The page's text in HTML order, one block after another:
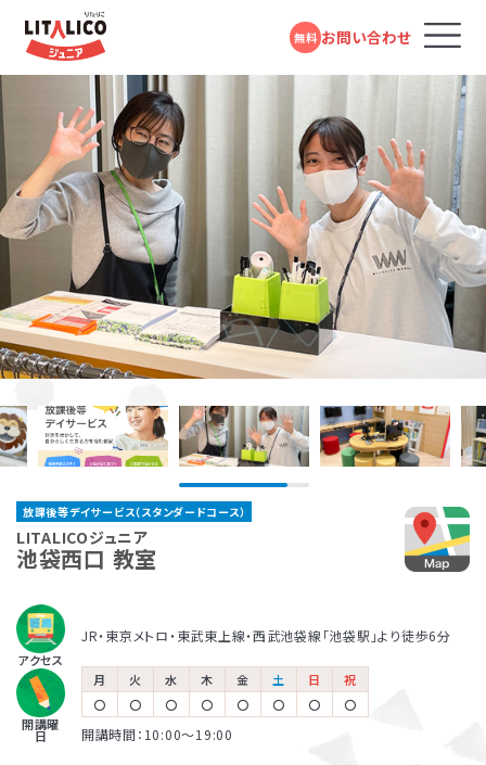
無料 お問い合わせ
コースのご案内
LITALICOジュニアとは
教室を探す
成長事例
入会までの流れ
児童発達支援
放課後等デイサービス
放課後等デイサービス（スタンダードコース）
LITALICOジュニア
池袋西口 教室
アクセス
JR・東京メトロ・東武東上線・西武池袋線「池袋駅」より徒歩6分
開講曜
日
月 火 水 木 金 土 日
祝
〇
〇 〇 〇 〇 〇 〇 〇
開講時間：10:00〜19:00
LITALICOジュニアではお子さまの困りごとを「個」の要
因と「環境」の要因の組み合わさりによって生じるものと
考えています。お子さまの「できる」が増えること、つまり
個の側の変化も大事ですが、例えば「車いすに乗っている
人×階段」の組み合わせで生じる困りは「車いすに乗って
いる人×エレベーター」と環境を変えることでも減少し
ます。そのためLITALICOジュニアでは、お子さまの「やり
たい!」をかなえるためのスキルを獲得できるように、また
「できる」「できた」を増やしていくために、お子さま一人ひ
とりにあった得意な学び方や好きなものを活用して楽し
く、興味度高く学べるように工夫しています。さらに「どの
ような環境がお子さまにあっているのか」「何があったら
得意をいかせるのか」を分析することで、お子さまが過ご
環境整備については、保護者さまや園・学校にお伝えする
ことで日常に広げていきます。お子さまがより「自分らしく
生きること」を大切にし、個の要因と環境要因、双方にバ
ランスよく働きかけていきます。
応用行動分析学とは、さまざまな研究で明らかにされた
行動の原理を日常の問題解決に応用していく学問です。
「行動に先立つきっかけ」と「行動の直後起きる結果」に着
目することで、行動が起こる理由や仕組みを分析し、理解
を深める考え方です。同じ行動でも、場面によって理由が
異なる場合もありますし、一見違う行動でも理由が同じ
という場合もあります。行動の理由について考えていくこ
とで、よりお子さまに合ったサポート方法を見つけること
ができます。また、行動の原理を利用することで、新しい
行動を獲得したり、できていることを継続的に続けられ
る、他の場面に広げていく、などにもつなげていくことが
できます。
LITALICOジュニアでは、お子さまの発達段階をより詳し
く知りお子さまに合ったステップで指導の計画をたてら
れるように、独自のスキルリストを使用し、今のスキル獲
得状況を確認しています。スキルの内容は、人間の発達
段階や学習指導要領などを参考にし、一人ひとりが自分
らしく生きるために必要なスキルを抽出したものです。お
子さまごとに得意なこと・苦手なことは異なりますので、
身辺の自立や発信/表現、セルフコントロールなど10項
目でチェックしています。
LITALICOジュニアの教育プログラムや指導員の研修は
発達障害児支援の専門家である井上雅彦教授（鳥取大
学大学院）、田中康雄医師（北海道大学名誉教授）による
監修をいただいています。また言語聴覚士や作業療法士
による研修やプログラム開発も行っています。
鳥取大学 大学院
医学系研究科 臨床心理学講座
ャルアドバイザー
著書『家庭で無理なく楽しくでき
る生活・学習課題46― 自閉症
の子どものためのABA 基本プロ
田中 康雄
LITALICOジュニアでは、指導の質を高めるため、育成研
修をパスしたチューター、さらにエリア単位にスーパーバ
イザーを配置し、授業のアドバイスや指導員の育成に努
めています。指導員は、定期的に研修を受けながら指導
のスキルを高め、科学的理論に基づき、「なぜその行動を
するのか」環境や過去の背景、直前の刺激などに分けて、
お子さまの困難さの要因を分析し、最適なアプローチ方
法を考えます。
松本 好
LITALICOジュニアでは、自社でアセスメントツールや教
材プログラムの開発を行なっています。様々なお子さまの
特性や興味にあったプログラムを選択できるようこれま
で約１万点以上の教材を開発しています。
放課後等デイサービスとは、児童福祉法に基づくサービ
スの一つです。早期に必要な指導を受け、将来的な本人
達の遅れが気になるお子さまの利用も幅広くおこなわれ
ています。自治体の定める日数と自己負担額の範囲でご
利用可能です。
保育所等訪問支援とは、児童福祉法に基づくサービス
で、児童発達支援や放課後等デイサービスと同じ「障害
学校など、お子さまが普段通っている施設に支援員が訪
問し、集団生活への適応をサポートします。
LITALICOジュニアでは、保護者さま向けのサービス「ペ
アレントトレーニング」というプログラムを提供していま
し、自分もお子さまも楽しくできるヒントがたくさん詰まっ
ている考え方を学ぶプログラムです。
各教室のコースについて
パーソナルコース
発達障害や学習障害があるお子さまや発達が気にな
るお子さまを支援する学習塾・幼児教室です。受給者証
の有無に関係なく、すぐにご利用いただけます。
対象年齢：0歳～高校3年
スタンダードコース
児童福祉法に基づき運営している福祉サービスです。
（小学1年～高校3年）に分かれており、受給者証をお持
ちの方がご利用いただけます。
パーソナルコース
100％自己負担で完全マンツーマンの
発達支援が受けられる教室
LITALICOジュニア
池袋教室
JR・西武池袋線・東京メトロ有楽町線・東京メトロ副都心線「池袋駅」より徒歩6分
LITALICOジュニア
池袋東口教室
JR・西武池袋線・東京メトロ有楽町線・東京メトロ副都心線「池袋駅」から徒歩7
巣鴨教室
JR山手線・都営三田線「巣鴨駅」より徒歩2分
フォームで
問い合わせる
電話で問い合わせる
0120-974-763
平日10:00～17:00／祝日除く